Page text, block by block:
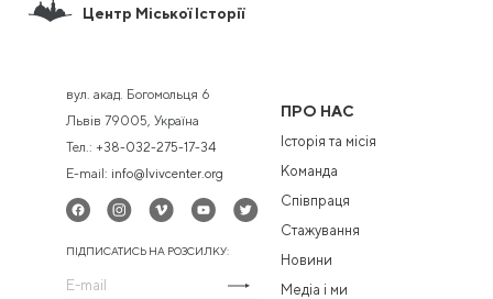
Центр Міської Історії
вул. акад. Богомольця 6
Львів 79005, Україна
Тел.: +38-032-275-17-34
E-mail: info@lvivcenter.org
ПІДПИСАТИСЬ НА РОЗСИЛКУ:
ПРО НАС
Історія та місія
Команда
Співпраця
Стажування
Новини
Медіа і ми